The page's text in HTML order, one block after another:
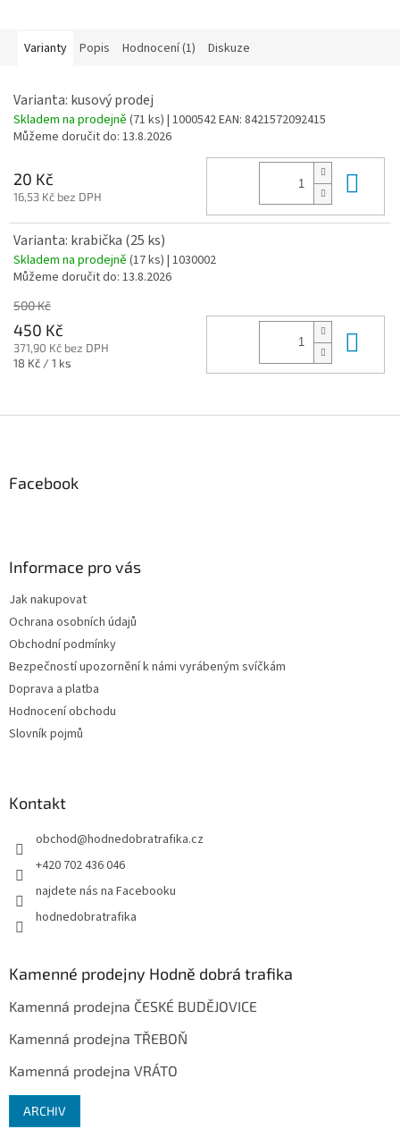
Varianty Popis Hodnocení (1) Diskuze
Varianta: kusový prodej
Skladem na prodejně (71 ks) | 1000542EAN: 8421572092415
Můžeme doručit do: 13.8.2026
20 Kč
16,53 Kč bez DPH
Varianta: krabička (25 ks)
Skladem na prodejně (17 ks) | 1030002
Můžeme doručit do: 13.8.2026
500 Kč
450 Kč
371,90 Kč bez DPH
Měrná
18 Kč / 1 ks
Facebook
Informace pro vás
Jak nakupovat
Ochrana osobních údajů
Obchodní podmínky
Bezpečností upozornění k námi vyrábeným svíčkám
Doprava a platba
Hodnocení obchodu
Slovník pojmů
Kontakt
obchod@hodnedobratrafika.cz
+420 702 436 046
najdete nás na Facebooku
hodnedobratrafika
Kamenné prodejny Hodně dobrá trafika
Kamenná prodejna ČESKÉ BUDĚJOVICE
Kamenná prodejna TŘEBOŇ
Kamenná prodejna VRÁTO
ARCHIV